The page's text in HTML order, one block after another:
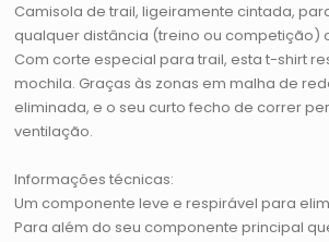
Camisola de trail, ligeiramente cintada,
qualquer distância (treino ou competição)
Com corte especial para trail, esta t-shirt
mochila. Graças às zonas em malha de
eliminada, e o seu curto fecho de correr
ventilação.
Informações técnicas:
Um componente leve e respirável para
Para além do seu componente principal